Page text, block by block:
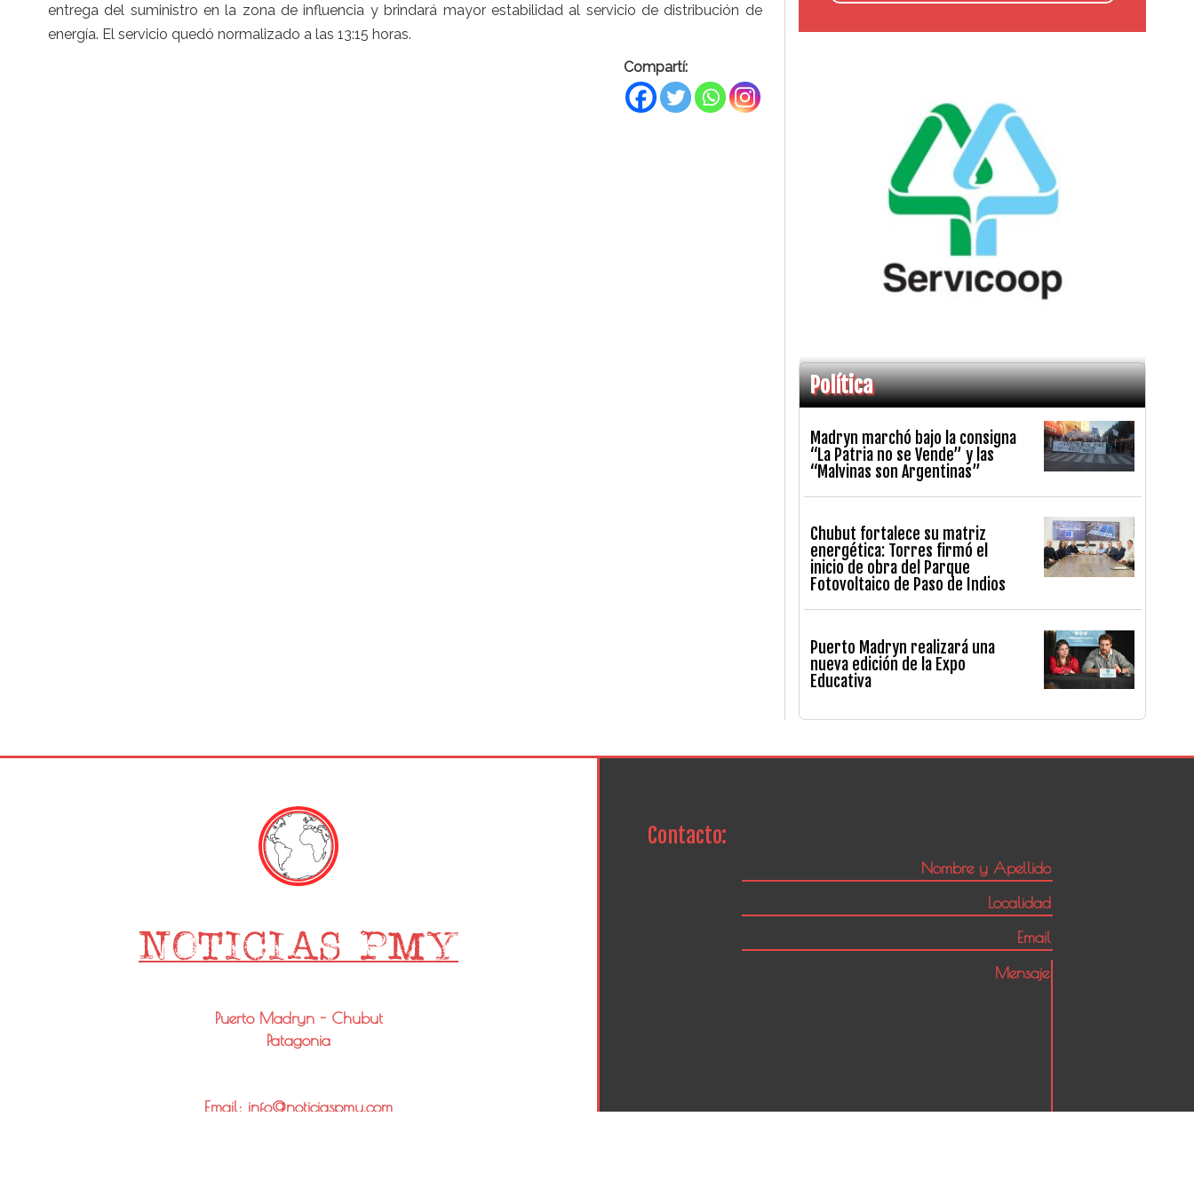
entrega del suministro en la zona de influencia y brindará mayor estabilidad al servicio de distribución de
energía. El servicio quedó normalizado a las 13:15 horas.
Compartí:
Política
Madryn marchó bajo la consigna
“La Patria no se Vende” y las
“Malvinas son Argentinas”
Chubut fortalece su matriz
energética: Torres firmó el
inicio de obra del Parque
Fotovoltaico de Paso de Indios
Puerto Madryn realizará una
nueva edición de la Expo
Educativa
Puerto Madryn - Chubut
Patagonia
Email: info@noticiaspmy.com
Contacto: